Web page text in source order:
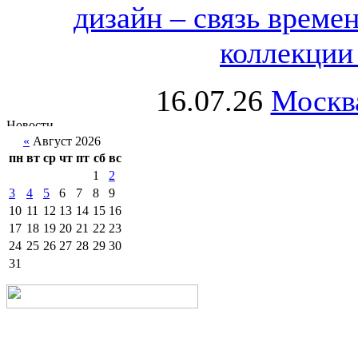
дизайн – связь
16.07.26
« Август 2026
пн вт ср чт пт сб вс
1
2
3
4 5 6 7 8
9
10 11 12 13 14 15 16
17 18 19 20 21 22 23
24 25 26 27 28 29 30
31